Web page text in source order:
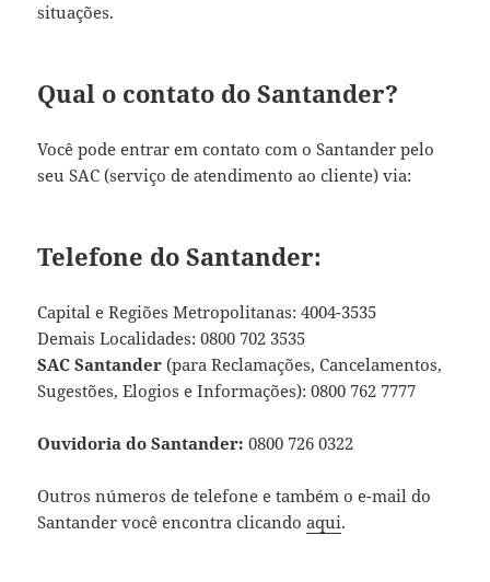
situações.
Qual o contato do Santander?
Você pode entrar em contato com o Santander pelo
seu SAC (serviço de atendimento ao cliente) via:
Telefone do Santander:
Capital e Regiões Metropolitanas: 4004-3535
Demais Localidades: 0800 702 3535
SAC Santander (para Reclamações, Cancelamentos,
Sugestões, Elogios e Informações): 0800 762 7777
Ouvidoria do Santander: 0800 726 0322
Outros números de telefone e também o e-mail do
Santander você encontra clicandoaqui.